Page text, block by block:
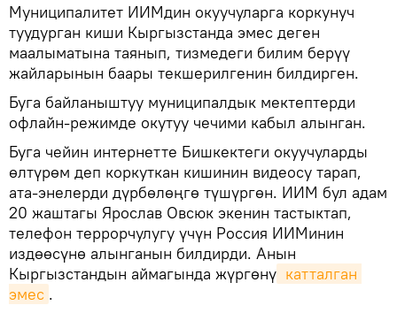
Муниципалитет ИИМдин окуучуларга коркунуч
туудурган киши Кыргызстанда эмес деген
маалыматына таянып, тизмедеги билим берүү
жайларынын баары текшерилгенин билдирген.
Буга байланыштуу муниципалдык мектептерди
офлайн-режимде окутуу чечими кабыл алынган.
Буга чейин интернетте Бишкектеги окуучуларды
өлтүрөм деп коркуткан кишинин видеосу тарап,
ата-энелерди дүрбөлөңгө түшүргөн. ИИМ бул адам
20 жаштагы Ярослав Овсюк экенин тастыктап,
телефон террорчулугу үчүн Россия ИИМинин
издөөсүнө алынганын билдирди. Анын
Кыргызстандын аймагында жүргөнү катталган
эмес .